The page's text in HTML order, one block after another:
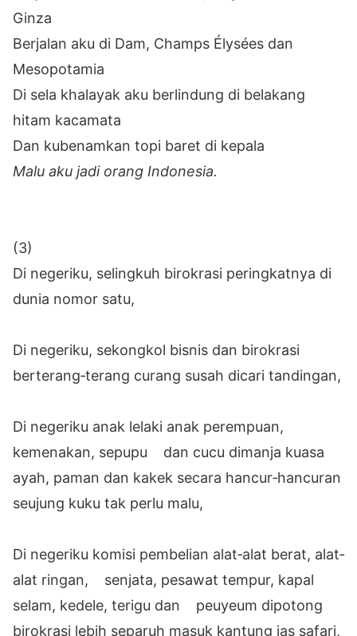
Ginza
Berjalan aku di Dam, Champs Élysées dan
Mesopotamia
Di sela khalayak aku berlindung di belakang
hitam kacamata
Dan kubenamkan topi baret di kepala
Malu aku jadi orang Indonesia.
(3)
Di negeriku, selingkuh birokrasi peringkatnya di
dunia nomor satu,
Di negeriku, sekongkol bisnis dan birokrasi
berterang‐terang curang susah dicari tandingan,
Di negeriku anak lelaki anak perempuan,
kemenakan, sepupu dan cucu dimanja kuasa
ayah, paman dan kakek secara hancur‐hancuran
seujung kuku tak perlu malu,
Di negeriku komisi pembelian alat‐alat berat, alat‐
alat ringan, senjata, pesawat tempur, kapal
selam, kedele, terigu dan peuyeum dipotong
birokrasi lebih separuh masuk kantung jas safari,